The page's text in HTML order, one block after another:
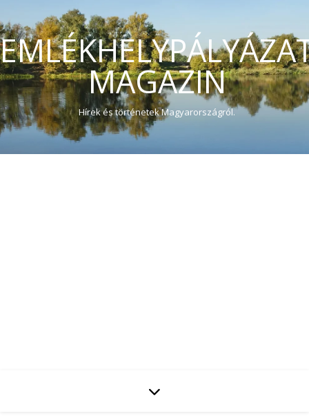
MAGAZIN
Hírek és történetek Magyarországról.